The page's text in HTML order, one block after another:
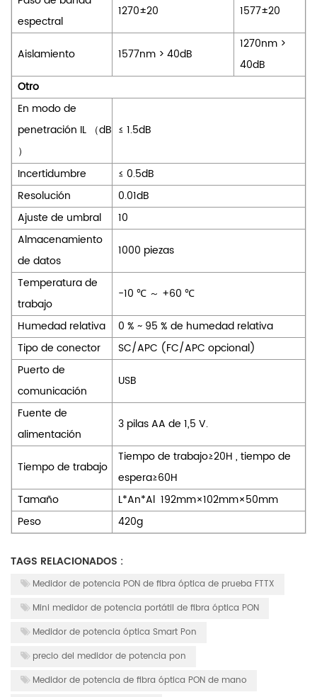
espectral
1270±20 1577±20
Aislamiento 1577nm > 40dB
1270nm >
40dB
Otro
En modo de
penetración IL （dB
）
≤ 1.5dB
Incertidumbre ≤ 0.5dB
Resolución
0.01dB
Ajuste de umbral
10
Almacenamiento
de datos
1000 piezas
Temperatura de
trabajo
-10 ℃ ～ +60 ℃
Humedad relativa
0 % ~ 95 % de humedad relativa
Tipo de conector
SC/APC (FC/APC opcional)
Puerto de
comunicación
USB
Fuente de
alimentación
3 pilas AA de 1,5 V.
Tiempo de trabajo
Tiempo de trabajo≥20H , tiempo de
espera≥60H
Tamaño
L*An*Al 192mm×102mm×50mm
Peso
420g
TAGS RELACIONADOS :
Medidor de potencia PON de fibra óptica de prueba FTTX
Mini medidor de potencia portátil de fibra óptica PON
Medidor de potencia óptica Smart Pon
precio del medidor de potencia pon
Medidor de potencia de fibra óptica PON de mano